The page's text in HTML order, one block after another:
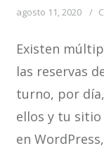
agosto 11, 2020
Existen
las reservas
turno, por
ellos y tu
en